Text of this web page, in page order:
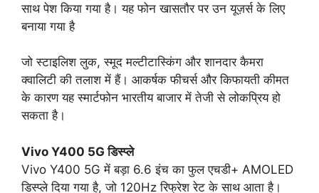
साथ पेश किया गया है। यह फोन खासतौर पर उन यूज़र्स के लिए
बनाया गया है
जो स्टाइलिश लुक, स्मूद मल्टीटास्किंग और शानदार कैमरा
क्वालिटी की तलाश में हैं। आकर्षक फीचर्स और किफायती कीमत
के कारण यह स्मार्टफोन भारतीय बाजार में तेजी से लोकप्रिय हो
सकता है।
Vivo Y400 5G डिस्प्ले
Vivo Y400 5G में बड़ा 6.6 इंच का फुल एचडी+ AMOLED
डिस्प्ले दिया गया है, जो 120Hz रिफ्रेश रेट के साथ आता है।